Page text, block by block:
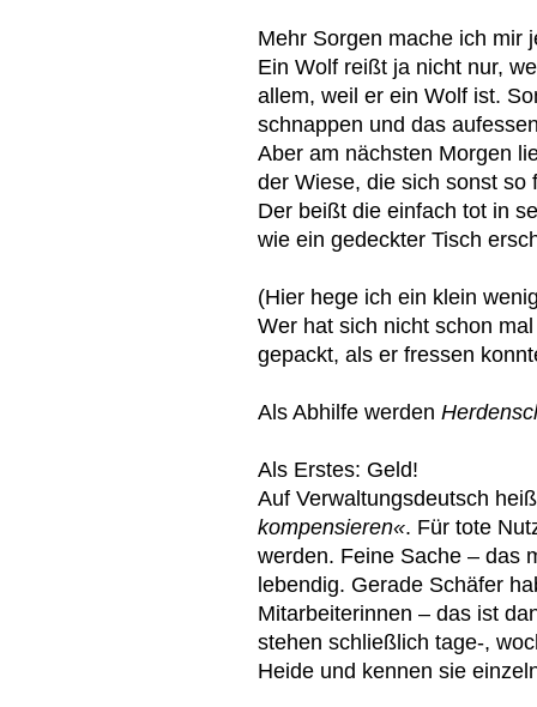
Mehr Sorgen mache ich mir
Ein Wolf reißt ja nicht nur,
allem, weil er ein Wolf ist.
schnappen und das
Aber am nächsten Morgen
der Wiese, die sich sonst
Der beißt die einfach tot in
wie ein gedeckter Tisch
(Hier hege ich ein klein
Wer hat sich nicht schon
gepackt, als er fressen
Als Abhilfe werden
Als Erstes: Geld!
Auf Verwaltungsdeutsch
kompensieren«. Für tote
werden. Feine Sache – das
lebendig. Gerade Schäfer
Mitarbeiterinnen – das ist
stehen schließlich tage-,
Heide und kennen sie